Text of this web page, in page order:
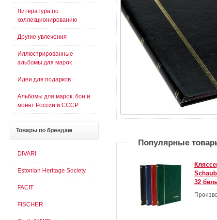
Популярные
32
Литература по
коллекционированию
Другие увлечения
Иллюстрированные
альбомы для марок
Идеи для подарков
Альбомы для марок, бон и
монет России и СССР
Товары по брендам
DIVARI
Estonian Heritage Society
FACIT
FISCHER